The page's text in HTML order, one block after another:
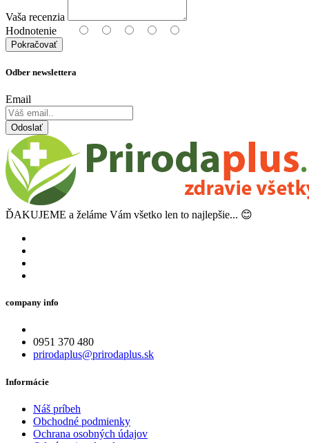
Vaša recenzia
Hodnotenie
Pokračovať
Odber newslettera
Email
Odoslať
ĎAKUJEME a želáme Vám všetko len to najlepšie... 😊
company info
0951 370 480
prirodaplus@prirodaplus.sk
Informácie
Náš príbeh
Obchodné podmienky
Ochrana osobných údajov